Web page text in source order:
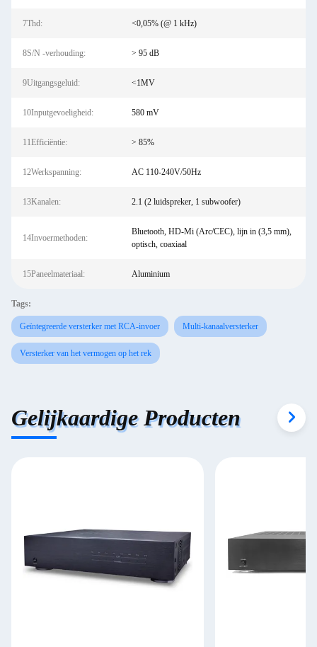
7Thd: <0,05% (@ 1 kHz)
8S/N -verhouding: > 95 dB
9Uitgangsgeluid: <1MV
10Inputgevoeligheid: 580 mV
11Efficiëntie: > 85%
12Werkspanning: AC 110-240V/50Hz
13Kanalen: 2.1 (2 luidspreker, 1 subwoofer)
14Invoermethoden:
Bluetooth, HD-Mi (Arc/CEC), lijn in (3,5 mm),
optisch, coaxiaal
15Paneelmateriaal: Aluminium
Tags:
Geïntegreerde versterker met RCA-invoer Multi-kanaalversterker
Versterker van het vermogen op het rek
Gelijkaardige Producten